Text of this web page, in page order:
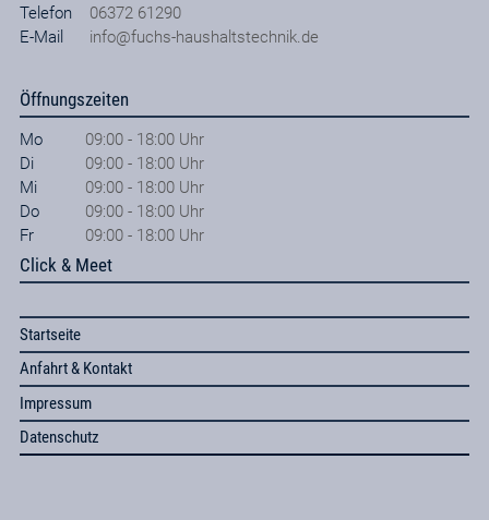
Telefon
06372 61290
E-Mail
info@fuchs-haushaltstechnik.de
Öffnungszeiten
Mo
09:00 - 18:00 Uhr
Di
09:00 - 18:00 Uhr
Mi
09:00 - 18:00 Uhr
Do
09:00 - 18:00 Uhr
Fr
09:00 - 18:00 Uhr
Click & Meet
Startseite
Anfahrt & Kontakt
Impressum
Datenschutz